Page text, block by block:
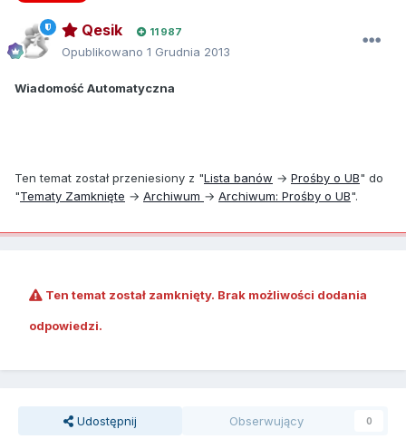
Qesik 11 987
Opublikowano 1 Grudnia 2013
Wiadomość Automatyczna
Ten temat został przeniesiony z "Lista banów → Prośby o UB" do
"Tematy Zamknięte → Archiwum → Archiwum: Prośby o UB".
Ten temat został zamknięty. Brak możliwości dodania
odpowiedzi.
Udostępnij Obserwujący 0